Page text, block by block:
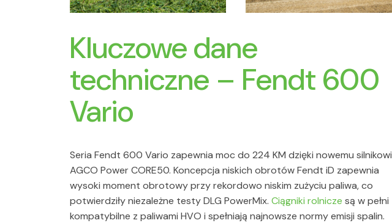
Kluczowe dane
techniczne – Fendt 600
Vario
Seria Fendt 600 Vario zapewnia moc do 224 KM dzięki nowemu silnikowi
AGCO Power CORE50. Koncepcja niskich obrotów Fendt iD zapewnia
wysoki moment obrotowy przy rekordowo niskim zużyciu paliwa, co
potwierdziły niezależne testy DLG PowerMix. Ciągniki rolnicze są w pełni
kompatybilne z paliwami HVO i spełniają najnowsze normy emisji spalin.